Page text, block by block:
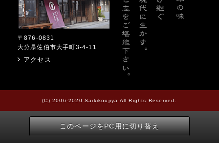
〒876-0831
大分県佐伯市大手町3-4-11
アクセス
(C) 2006-2020 Saikikoujiya All Rights Reserved.
このページをPC用に切り替え